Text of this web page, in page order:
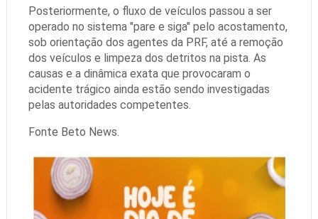
Posteriormente, o fluxo de veículos passou a ser
operado no sistema "pare e siga" pelo acostamento,
sob orientação dos agentes da PRF, até a remoção
dos veículos e limpeza dos detritos na pista. As
causas e a dinâmica exata que provocaram o
acidente trágico ainda estão sendo investigadas
pelas autoridades competentes.
Fonte Beto News.